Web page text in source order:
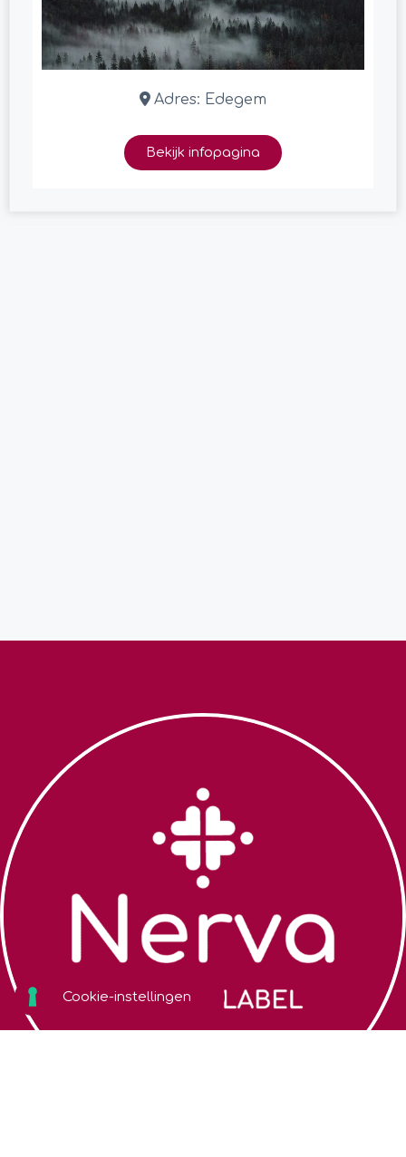
Adres: Edegem
Bekijk infopagina